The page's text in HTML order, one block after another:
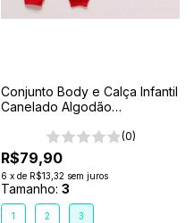
Conjunto Body e Calça Infantil
Canelado Algodão
(0)
R$79,90
6 x de R$13,32 sem juros
Tamanho: 3
1 2 3